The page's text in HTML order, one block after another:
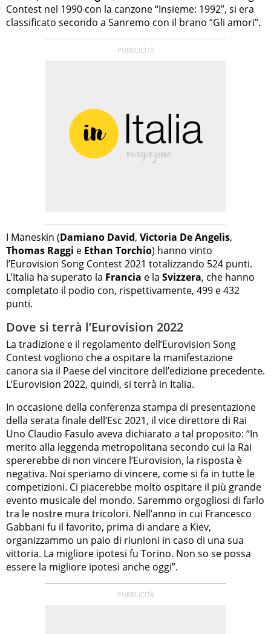
Contest nel 1990 con la canzone “Insieme: 1992”, si era
classificato secondo a Sanremo con il brano “Gli amori”.
I Maneskin (Damiano David, Victoria De Angelis,
Thomas Raggi e Ethan Torchio) hanno vinto
l’Eurovision Song Contest 2021 totalizzando 524 punti.
L’Italia ha superato la Francia e la Svizzera, che hanno
completato il podio con, rispettivamente, 499 e 432
punti.
Dove si terrà l’Eurovision 2022
La tradizione e il regolamento dell’Eurovision Song
Contest vogliono che a ospitare la manifestazione
canora sia il Paese del vincitore dell’edizione precedente.
L’Eurovision 2022, quindi, si terrà in Italia.
In occasione della conferenza stampa di presentazione
della serata finale dell’Esc 2021, il vice direttore di Rai
Uno Claudio Fasulo aveva dichiarato a tal proposito: “In
merito alla leggenda metropolitana secondo cui la Rai
spererebbe di non vincere l’Eurovision, la risposta è
negativa. Noi speriamo di vincere, come si fa in tutte le
competizioni. Ci piacerebbe molto ospitare il più grande
evento musicale del mondo. Saremmo orgogliosi di farlo
tra le nostre mura tricolori. Nell’anno in cui Francesco
Gabbani fu il favorito, prima di andare a Kiev,
organizzammo un paio di riunioni in caso di una sua
vittoria. La migliore ipotesi fu Torino. Non so se possa
essere la migliore ipotesi anche oggi”.